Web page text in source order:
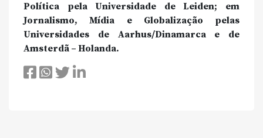
Política pela Universidade de Leiden; em
Jornalismo, Mídia e Globalização pelas
Universidades de Aarhus/Dinamarca e de
Amsterdã – Holanda.